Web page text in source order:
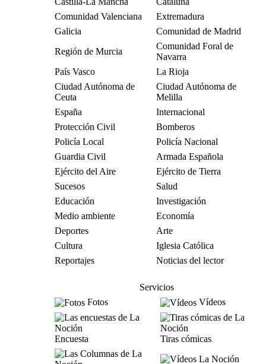
Comunidad Valenciana
Extremadura
Galicia
Comunidad de Madrid
Región de Murcia
Comunidad Foral de
Navarra
País Vasco
La Rioja
Ciudad Autónoma de
Ceuta
Ciudad Autónoma de
Melilla
España
Internacional
Protección Civil
Bomberos
Policía Local
Policía Nacional
Guardia Civil
Armada Española
Ejército del Aire
Ejército de Tierra
Sucesos
Salud
Educación
Investigación
Medio ambiente
Economía
Deportes
Arte
Cultura
Iglesia Católica
Reportajes
Noticias del lector
Servicios
Fotos
Vídeos
Encuesta Tiras cómicas